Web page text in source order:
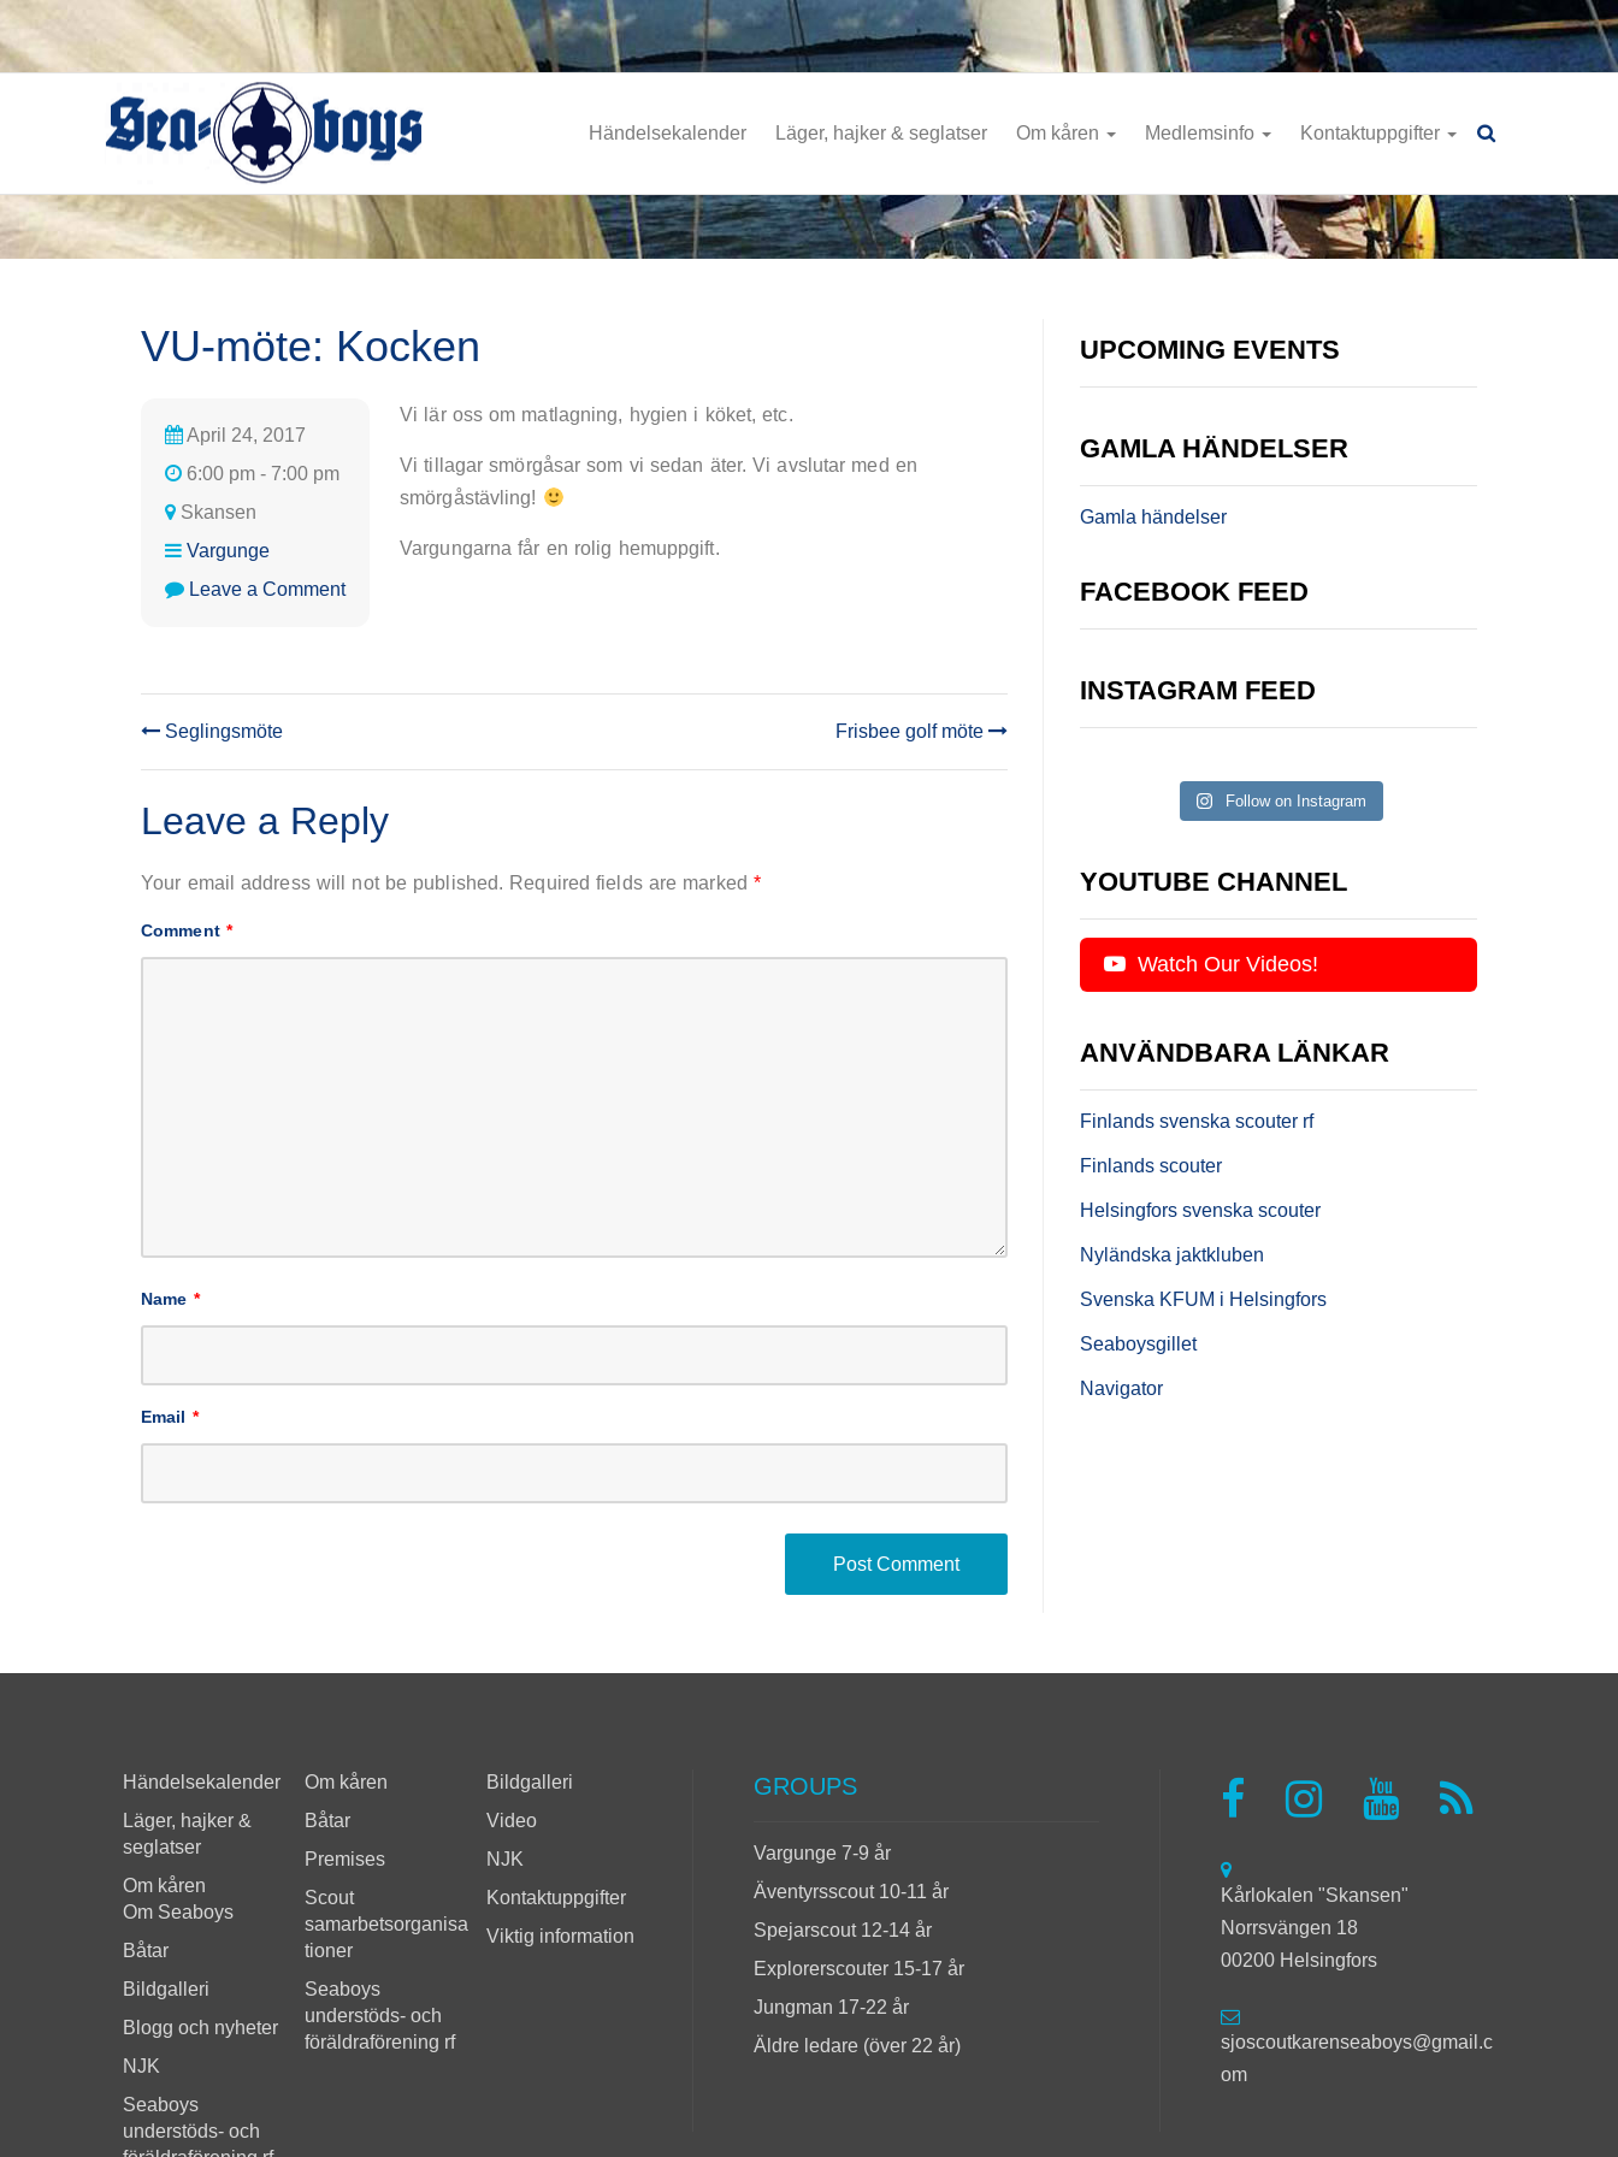
to
content
Händelsekalender Läger, hajker & seglatser Om kåren Medlemsinfo Kontaktuppgifter
VU-möte: Kocken
April 24, 2017
6:00 pm - 7:00 pm
Skansen
Vargunge
Leave a Commenton
Vi lär oss om matlagning, hygien i köket, etc.
Vi tillagar smörgåsar som vi sedan äter. Vi avslutar med en
smörgåstävling!
Vargungarna får en rolig hemuppgift.
POST
NAVIGATION
Seglingsmöte Frisbee golf möte
Leave a Reply
Your email address will not be published. Required fields are marked *
Comment *
Name *
Email *
UPCOMING EVENTS
GAMLA HÄNDELSER
Gamla händelser
FACEBOOK FEED
INSTAGRAM FEED
Follow on Instagram
YOUTUBE CHANNEL
Watch Our Videos!
ANVÄNDBARA LÄNKAR
Finlands svenska scouter rf
Finlands scouter
Helsingfors svenska scouter
Nyländska jaktkluben
Svenska KFUM i Helsingfors
Seaboysgillet
Navigator
Händelsekalender
Läger, hajker &
seglatser
Om kåren
Om Seaboys
Båtar
Bildgalleri
Blogg och nyheter
NJK
Seaboys
understöds- och
Om kåren
Båtar
Premises
Scout
samarbetsorganisa
tioner
Seaboys
understöds- och
föräldraförening rf
Bildgalleri
Video
NJK
Kontaktuppgifter
Viktig information
GROUPS
Vargunge 7-9 år
Äventyrsscout 10-11 år
Spejarscout 12-14 år
Explorerscouter 15-17 år
Jungman 17-22 år
Äldre ledare (över 22 år)
Kårlokalen "Skansen"
Norrsvängen 18
00200 Helsingfors
sjoscoutkarenseaboys@gmail.c
om